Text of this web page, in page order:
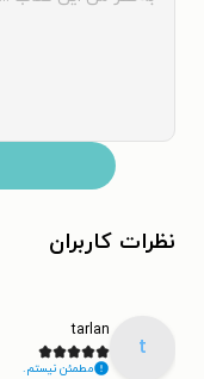
نظرات کاربران
t
tarlan
مطمئن نیستم.